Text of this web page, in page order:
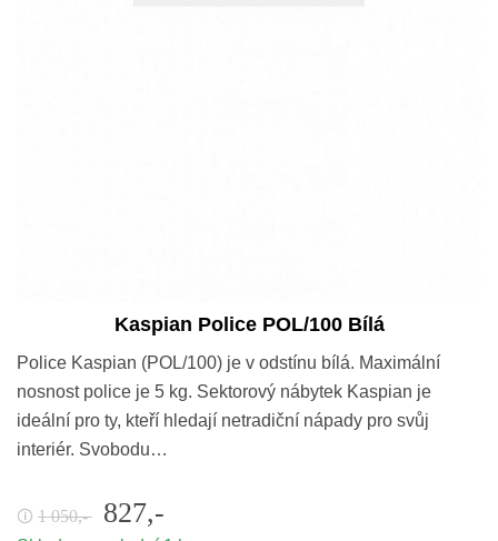
Kaspian Police POL/100 Bílá
Police Kaspian (POL/100) je v odstínu bílá. Maximální
nosnost police je 5 kg. Sektorový nábytek Kaspian je
ideální pro ty, kteří hledají netradiční nápady pro svůj
interiér. Svobodu…
🛈 1 050,- 827,-